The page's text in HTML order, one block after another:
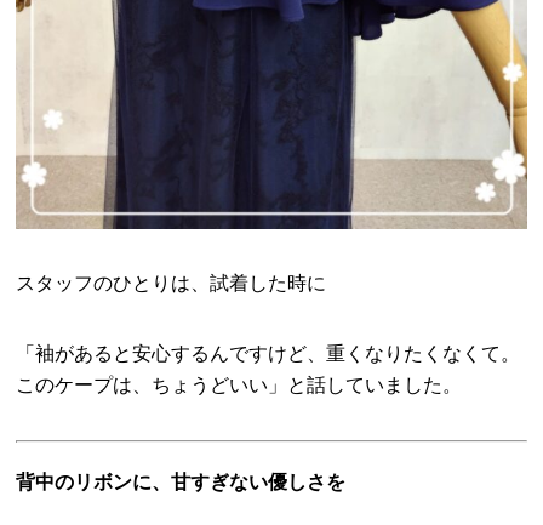
スタッフのひとりは、試着した時に
「袖があると安心するんですけど、重くなりたくなくて。
このケープは、ちょうどいい」と話していました。
背中のリボンに、甘すぎない優しさを